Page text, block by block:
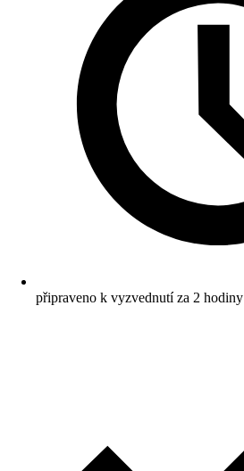
připraveno k vyzvednutí za 2 hodiny